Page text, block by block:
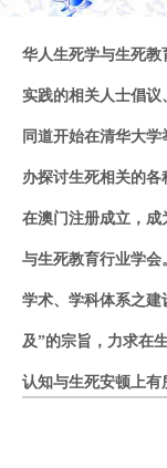
华人生死学与生死
实践的相关人士倡议
同道开始在清华大
办探讨生死相关的各
在澳门注册成立，成
与生死教育行业学会
学术、学科体系之
及”的宗旨，力求在
认知与生死安顿上有